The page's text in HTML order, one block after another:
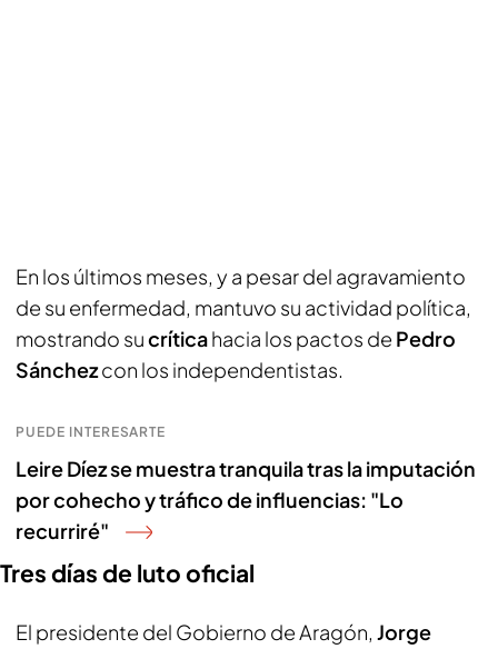
En los últimos meses, y a pesar del agravamiento
de su enfermedad, mantuvo su actividad política,
mostrando sucríticahacia los pactos de Pedro
Sánchezcon los independentistas.
PUEDE INTERESARTE
Leire Díez se muestra tranquila tras la imputación
por cohecho y tráfico de influencias: "Lo
recurriré"
Tres días de luto oficial
El presidente del Gobierno de Aragón, Jorge